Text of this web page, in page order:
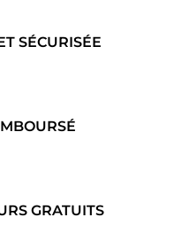
SÉCURISÉE
GRATUITS